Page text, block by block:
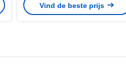
Vind de beste prijs